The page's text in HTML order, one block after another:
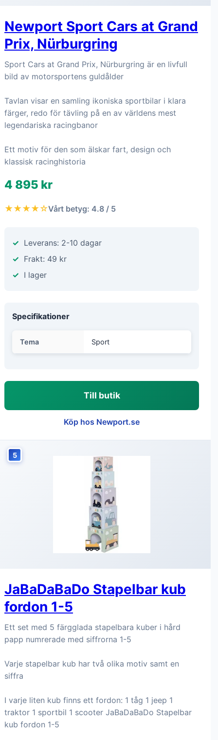
Newport Sport Cars at Grand
Prix, Nürburgring
Sport Cars at Grand Prix, Nürburgring är en livfull
bild av motorsportens guldålder
Tavlan visar en samling ikoniska sportbilar i klara
färger, redo för tävling på en av världens mest
legendariska racingbanor
Ett motiv för den som älskar fart, design och
klassisk racinghistoria
4 895 kr
★★★★☆Vårt betyg: 4.8 / 5
Leverans: 2-10 dagar
Frakt: 49 kr
I lager
Specifikationer
Tema Sport
Till butik
Köp hos Newport.se
5
JaBaDaBaDo Stapelbar kub
fordon 1-5
Ett set med 5 färgglada stapelbara kuber i hård
papp numrerade med siffrorna 1-5
Varje stapelbar kub har två olika motiv samt en
siffra
I varje liten kub finns ett fordon: 1 tåg 1 jeep 1
traktor 1 sportbil 1 scooter JaBaDaBaDo Stapelbar
kub fordon 1-5